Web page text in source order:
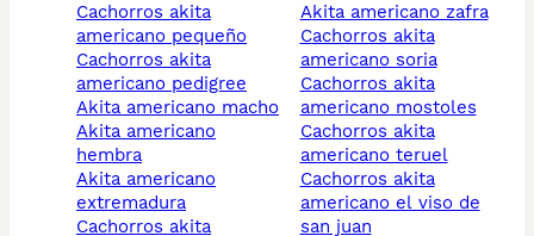
cachorros akita
americano pequeño
cachorros akita
americano pedigree
akita americano macho
akita americano
hembra
akita americano
extremadura
cachorros akita
akita americano zafra
cachorros akita
americano soria
cachorros akita
americano mostoles
cachorros akita
americano teruel
cachorros akita
americano el viso de
san juan